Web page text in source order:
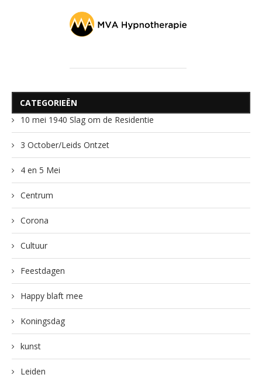
CATEGORIEËN
10 mei 1940 Slag om de Residentie
3 October/Leids Ontzet
4 en 5 Mei
Centrum
Corona
Cultuur
Feestdagen
Happy blaft mee
Koningsdag
kunst
Leiden